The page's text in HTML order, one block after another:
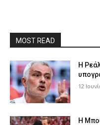
MOST READ
Η
12
Η